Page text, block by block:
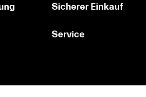
Sicherer Einkauf
Service